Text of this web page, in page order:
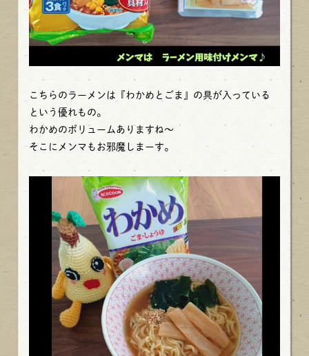
こちらのラーメンは『わかめとごま』の具が入っている
という優れもの。
わかめのボリュームありますね～
そこにメンマもお邪魔しまーす。